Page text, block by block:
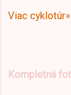
Viac cyklotúr»
Kompletná